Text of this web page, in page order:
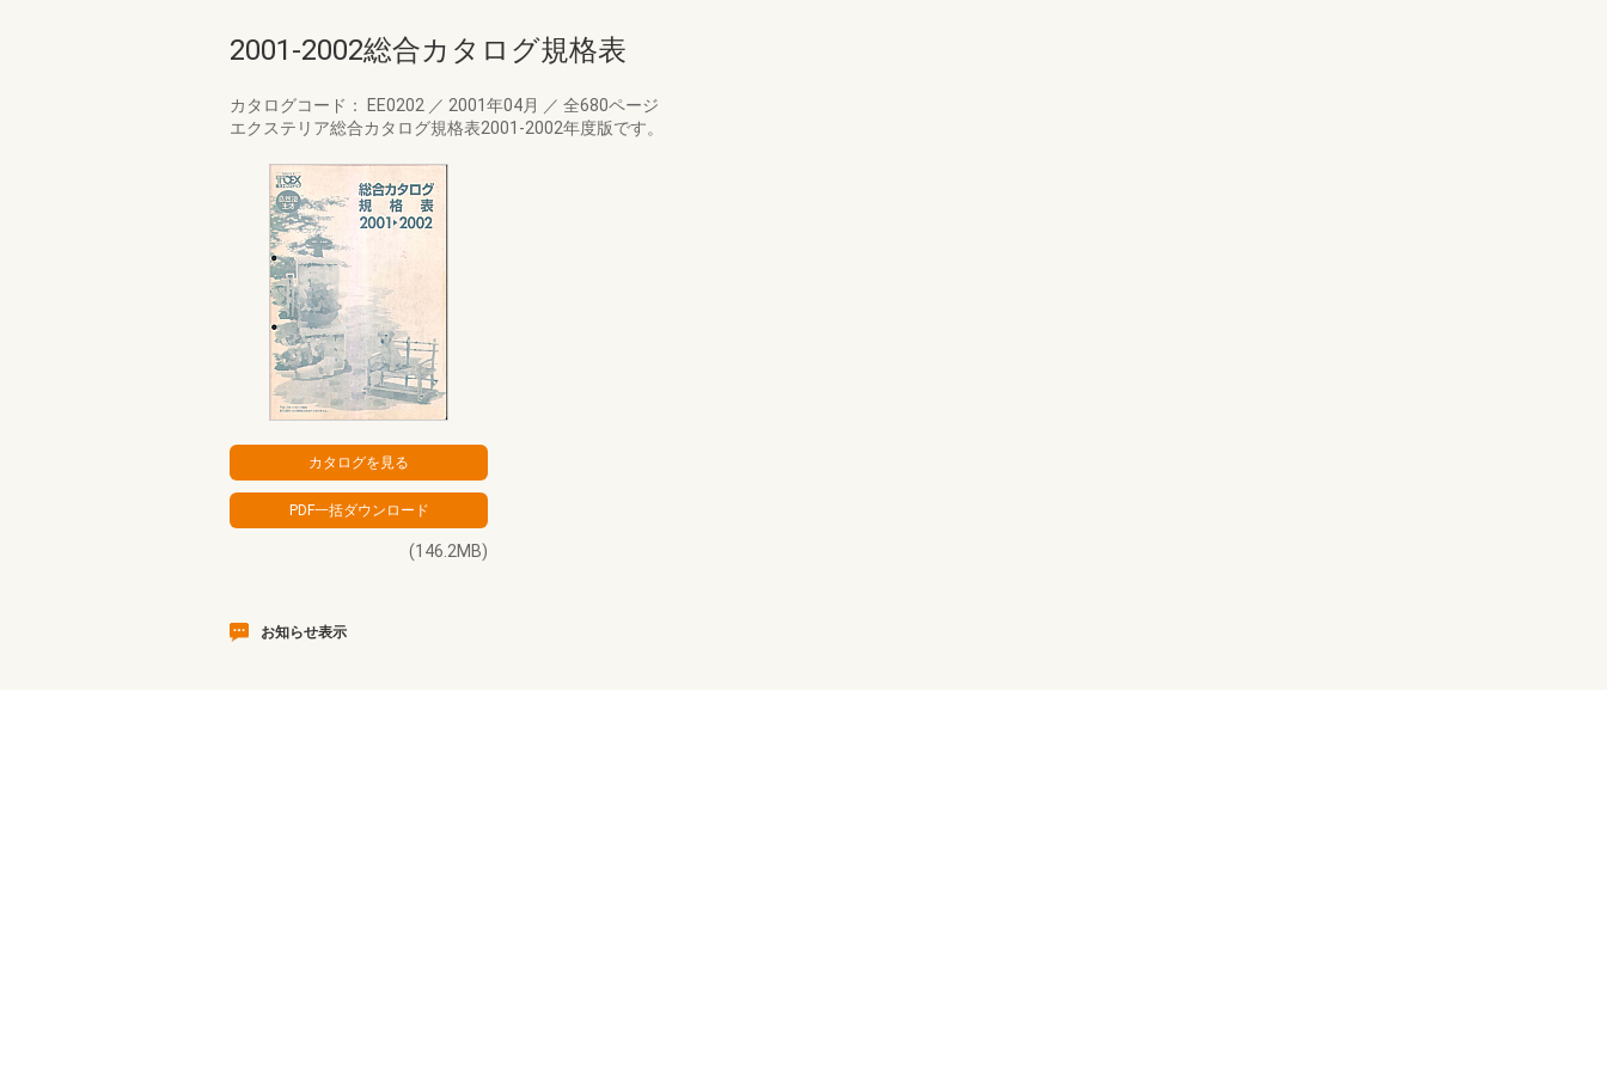
2001-2002総合カタログ規格表
カタログコード： EE0202 ／ 2001年04月 ／ 全680ページ
エクステリア総合カタログ規格表2001-2002年度版です。
(146.2MB)
お知らせ表示